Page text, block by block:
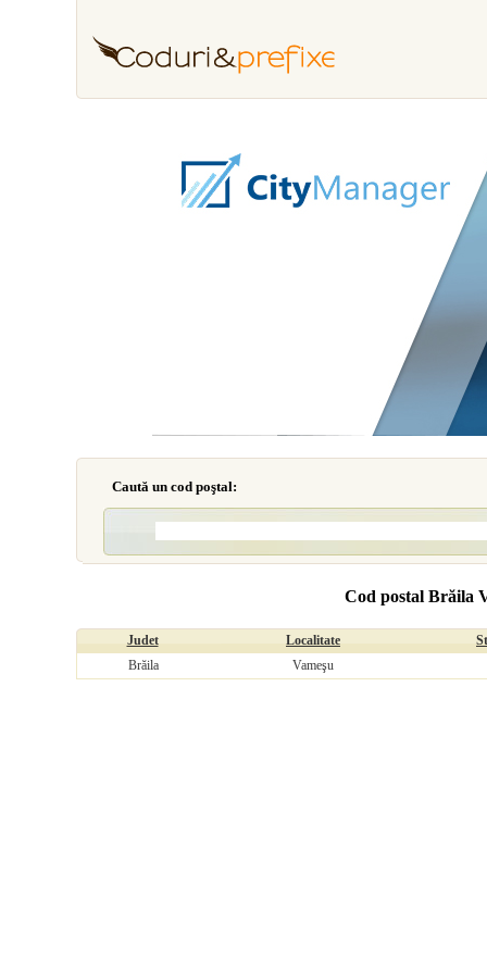
Caută un cod poştal:
Cod postal Brăila
Judet Localitate
Brăila
Vameşu